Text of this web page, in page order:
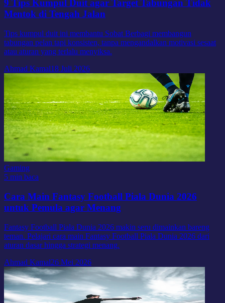
9 Tips Kumpul Duit agar Target Tabungan Tidak
Mentok di Tengah Jalan
Tips kumpul duit ini membantu Sobat Berbagi membangun
tabungan pelan tapi konsisten, tanpa mengandalkan motivasi sesaat
atau aturan yang terlalu menyiksa.
Ahmad Kamal18 Juli 2026
Gaming
5 min baca
Cara Main Fantasy Football Piala Dunia 2026
untuk Pemula agar Menang
Fantasy Football Piala Dunia 2026 makin seru dimainkan bareng
teman. Pelajari cara main Fantasy Football Piala Dunia 2026 dari
aturan dasar hingga strategi menang.
Ahmad Kamal26 Mei 2026